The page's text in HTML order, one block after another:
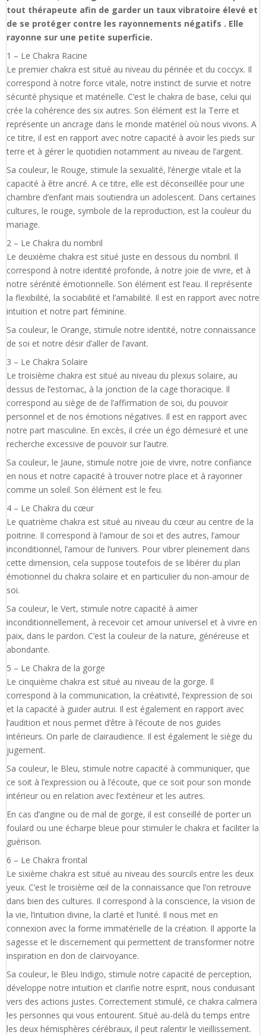
tout thérapeute afin de garder un taux vibratoire élevé et
de se protéger contre les rayonnements négatifs . Elle
rayonne sur une petite superficie.
1 – Le Chakra Racine
Le premier chakra est situé au niveau du périnée et du coccyx. Il
correspond à notre force vitale, notre instinct de survie et notre
sécurité physique et matérielle. C’est le chakra de base, celui qui
crée la cohérence des six autres. Son élément est la Terre et
représente un ancrage dans le monde matériel où nous vivons. A
ce titre, il est en rapport avec notre capacité à avoir les pieds sur
terre et à gérer le quotidien notamment au niveau de l’argent.
Sa couleur, le Rouge, stimule la sexualité, l’énergie vitale et la
capacité à être ancré. A ce titre, elle est déconseillée pour une
chambre d’enfant mais soutiendra un adolescent. Dans certaines
cultures, le rouge, symbole de la reproduction, est la couleur du
mariage.
2 – Le Chakra du nombril
Le deuxième chakra est situé juste en dessous du nombril. Il
correspond à notre identité profonde, à notre joie de vivre, et à
notre sérénité émotionnelle. Son élément est l’eau. Il représente
la flexibilité, la sociabilité et l’amabilité. Il est en rapport avec notre
intuition et notre part féminine.
Sa couleur, le Orange, stimule notre identité, notre connaissance
de soi et notre désir d’aller de l’avant.
3 – Le Chakra Solaire
Le troisième chakra est situé au niveau du plexus solaire, au
dessus de l’estomac, à la jonction de la cage thoracique. Il
correspond au siège de de l’affirmation de soi, du pouvoir
personnel et de nos émotions négatives. Il est en rapport avec
notre part masculine. En excès, il crée un égo démesuré et une
recherche excessive de pouvoir sur l’autre.
Sa couleur, le Jaune, stimule notre joie de vivre, notre confiance
en nous et notre capacité à trouver notre place et à rayonner
comme un soleil. Son élément est le feu.
4 – Le Chakra du cœur
Le quatrième chakra est situé au niveau du cœur au centre de la
poitrine. Il correspond à l’amour de soi et des autres, l’amour
inconditionnel, l’amour de l’univers. Pour vibrer pleinement dans
cette dimension, cela suppose toutefois de se libérer du plan
émotionnel du chakra solaire et en particulier du non-amour de
soi.
Sa couleur, le Vert, stimule notre capacité à aimer
inconditionnellement, à recevoir cet amour universel et à vivre en
paix, dans le pardon. C’est la couleur de la nature, généreuse et
abondante.
5 – Le Chakra de la gorge
Le cinquième chakra est situé au niveau de la gorge. Il
correspond à la communication, la créativité, l’expression de soi
et la capacité à guider autrui. Il est également en rapport avec
l’audition et nous permet d’être à l’écoute de nos guides
intérieurs. On parle de clairaudience. Il est également le siège du
jugement.
Sa couleur, le Bleu, stimule notre capacité à communiquer, que
ce soit à l’expression ou à l’écoute, que ce soit pour son monde
intérieur ou en relation avec l’extérieur et les autres.
En cas d’angine ou de mal de gorge, il est conseillé de porter un
foulard ou une écharpe bleue pour stimuler le chakra et faciliter la
guérison.
6 – Le Chakra frontal
Le sixième chakra est situé au niveau des sourcils entre les deux
yeux. C’est le troisième œil de la connaissance que l’on retrouve
dans bien des cultures. Il correspond à la conscience, la vision de
la vie, l’intuition divine, la clarté et l’unité. Il nous met en
connexion avec la forme immatérielle de la création. Il apporte la
sagesse et le discernement qui permettent de transformer notre
inspiration en don de clairvoyance.
Sa couleur, le Bleu Indigo, stimule notre capacité de perception,
développe notre intuition et clarifie notre esprit, nous conduisant
vers des actions justes. Correctement stimulé, ce chakra calmera
les personnes qui vous entourent. Situé au-delà du temps entre
les deux hémisphères cérébraux, il peut ralentir le vieillissement.